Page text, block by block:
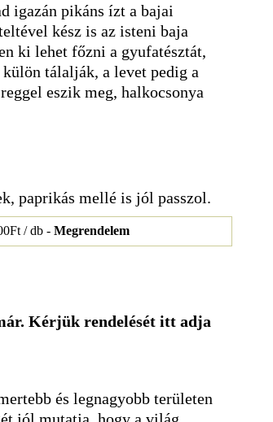
igazán pikáns ízt a bajai
kész is az isteni baja
ki lehet főzni a gyufatésztát,
tálalják, a levet pedig a
eszik meg, halkocsonya
paprikás mellé is jól passzol.
/ db - Megrendelem
Kérjük rendelését itt adja
és legnagyobb területen